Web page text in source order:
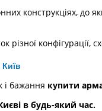
конструкціях, до
різної конфігурації,
і бажання купити
в будь-який час.